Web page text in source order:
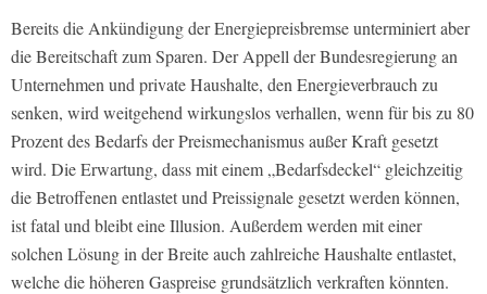
Bereits die Ankündigung der Energiepreisbremse unterminiert aber
die Bereitschaft zum Sparen. Der Appell der Bundesregierung an
Unternehmen und private Haushalte, den Energieverbrauch zu
senken, wird weitgehend wirkungslos verhallen, wenn für bis zu 80
Prozent des Bedarfs der Preismechanismus außer Kraft gesetzt
wird. Die Erwartung, dass mit einem „Bedarfsdeckel“ gleichzeitig
die Betroffenen entlastet und Preissignale gesetzt werden können,
ist fatal und bleibt eine Illusion. Außerdem werden mit einer
solchen Lösung in der Breite auch zahlreiche Haushalte entlastet,
welche die höheren Gaspreise grundsätzlich verkraften könnten.